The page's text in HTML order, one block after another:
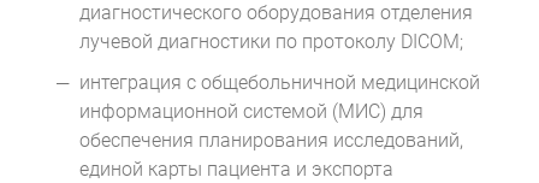
диагностического оборудования отделения
лучевой диагностики по протоколу DICOM;
интеграция с общебольничной медицинской
информационной системой (МИС) для
обеспечения планирования исследований,
единой карты пациента и экспорта